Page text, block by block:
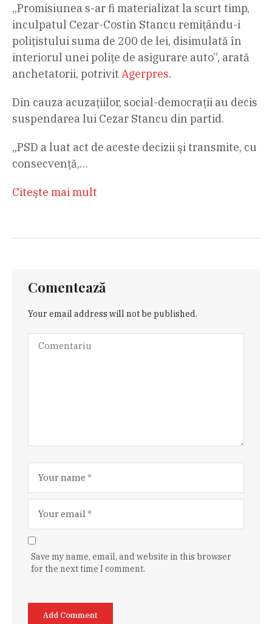
„Promisiunea s-ar fi materializat la scurt timp,
inculpatul Cezar-Costin Stancu remiţându-i
poliţistului suma de 200 de lei, disimulată în
interiorul unei poliţe de asigurare auto”, arată
anchetatorii, potrivit Agerpres.
Din cauza acuzațiilor, social-democrații au decis
suspendarea lui Cezar Stancu din partid.
„PSD a luat act de aceste decizii şi transmite, cu
consecvenţă,…
Citeşte mai mult
Comentează
Your email address will not be published.
Save my name, email, and website in this browser
for the next time I comment.